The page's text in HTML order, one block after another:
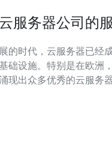
服务器公司的
的时代，云服务器已经
础设施。特别是在欧洲
现出众多优秀的云服务
先，云服务器的主要